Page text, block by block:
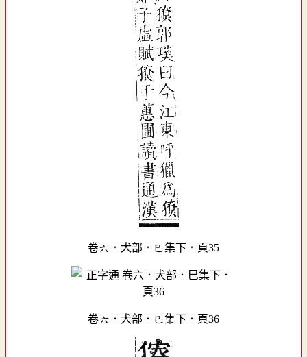
卷六．犬部．巳集下．頁35
卷六．犬部．巳集下．頁36